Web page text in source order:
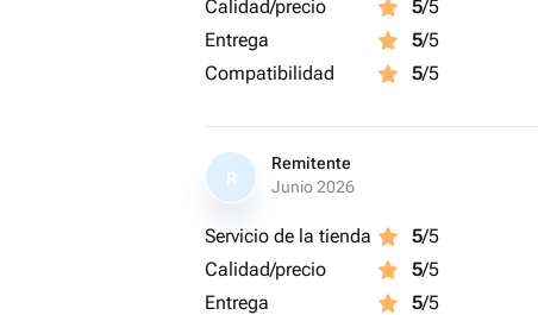
Calidad/precio
5/5
Entrega
5/5
Compatibilidad
5/5
R
Remitente
Junio 2026
Servicio de la tienda 5/5
Calidad/precio
5/5
Entrega
5/5